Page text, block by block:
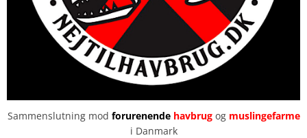
Sammenslutning mod forurenendehavbrugog muslingefarme
i Danmark